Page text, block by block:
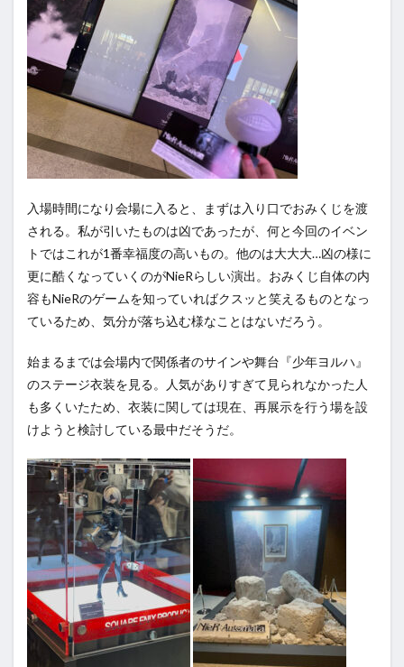
入場時間になり会場に入ると、まずは入り口でおみくじを渡
される。私が引いたものは凶であったが、何と今回のイベン
トではこれが1番幸福度の高いもの。他のは大大大…凶の様に
更に酷くなっていくのがNieRらしい演出。おみくじ自体の内
容もNieRのゲームを知っていればクスッと笑えるものとなっ
ているため、気分が落ち込む様なことはないだろう。
始まるまでは会場内で関係者のサインや舞台『少年ヨルハ』
のステージ衣装を見る。人気がありすぎて見られなかった人
も多くいたため、衣装に関しては現在、再展示を行う場を設
けようと検討している最中だそうだ。